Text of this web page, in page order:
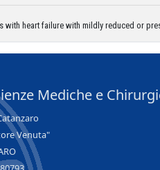
heart failure with mildly reduced or
Mediche e
Venuta"